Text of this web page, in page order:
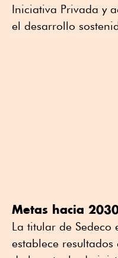
Iniciativa Privada y
el desarrollo
Metas hacia
La titular de Sedeco
establece